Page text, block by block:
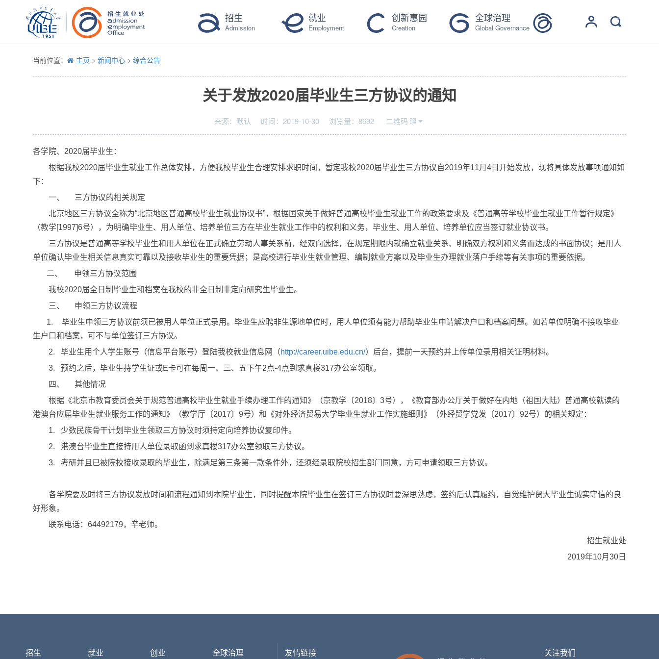
招生
Admission
就业
Employment
创新惠园
Creation
全球治理
Global Governance
当前位置： 主页 > 新闻中心 > 综合公告
关于发放2020届毕业生三方协议的通知
来源： 默认 时间： 2019-10-30 浏览量： 8692 二维码
各学院、 2020届毕业生：
根据我校2020届毕业生就业工作总体安排，方便我校毕业生合理安排求职时间，暂定我校2020届毕业生三方协议自2019年11月4日开始发放， 现将具体发放事项通知如
下：
一、
三方协议的相关规定
北京地区三方协议全称为“北京地区普通高校毕业生就业协议书”，根据国家关于做好普通高校毕业生就业工作的政策要求及《普通高等学校毕业生就业工作暂行规定》
（教学[1997]6号），为明确毕业生、用人单位、培养单位三方在毕业生就业工作中的权利和义务，毕业生、用人单位、培养单位应当签订就业协议书。
三方协议是普通高等学校毕业生和用人单位在正式确立劳动人事关系前，经双向选择，在规定期限内就确立就业关系、明确双方权利和义务而达成的书面协议；是用人
单位确认毕业生相关信息真实可靠以及接收毕业生的重要凭据；是高校进行毕业生就业管理、编制就业方案以及毕业生办理就业落户手续等有关事项的重要依据。
二、
申领三方协议范围
我校2020届全日制毕业生和档案在我校的非全日制非定向研究生毕业生。
三、
申领三方协议流程
1.
毕业生申领三方协议前须已被用人单位正式录用。毕业生应聘非生源地单位时，用人单位须有能力帮助毕业生申请解决户口和档案问题。如若单位明确不接收毕业
生户口和档案，可不与单位签订三方协议。
2.
毕业生用个人学生账号（信息平台账号）登陆我校就业信息网（http://career.uibe.edu.cn/）后台，提前一天预约并上传单位录用相关证明材料。
3.
预约之后，毕业生持学生证或E卡可在每周一、三、五下午2点-4点到求真楼317办公室领取。
四、
其他情况
根据《北京市教育委员会关于规范普通高校毕业生就业手续办理工作的通知》（京教学〔2018〕 3号），《教育部办公厅关于做好在内地（祖国大陆）普通高校就读的
港澳台应届毕业生就业服务工作的通知》（教学厅〔2017〕 9号）和《对外经济贸易大学毕业生就业工作实施细则》（外经贸学党发〔2017〕 92号）的相关规定：
1.
少数民族骨干计划毕业生领取三方协议时须持定向培养协议复印件。
2.
港澳台毕业生直接持用人单位录取函到求真楼317办公室领取三方协议。
3.
考研并且已被院校接收录取的毕业生，除满足第三条第一款条件外，还须经录取院校招生部门同意，方可申请领取三方协议。
各学院要及时将三方协议发放时间和流程通知到本院毕业生，同时提醒本院毕业生在签订三方协议时要深思熟虑，签约后认真履约，自觉维护贸大毕业生诚实守信的良
好形象。
联系电话： 64492179，辛老师。
招生就业处
2019年10月 30 日
招生 就业 创业 全球治理 友情链接 关注我们